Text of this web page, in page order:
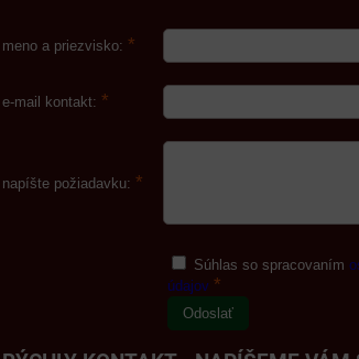
meno a priezvisko: *
e-mail kontakt: *
napíšte požiadavku: *
Súhlas so spracovaním
údajov *
Odoslať